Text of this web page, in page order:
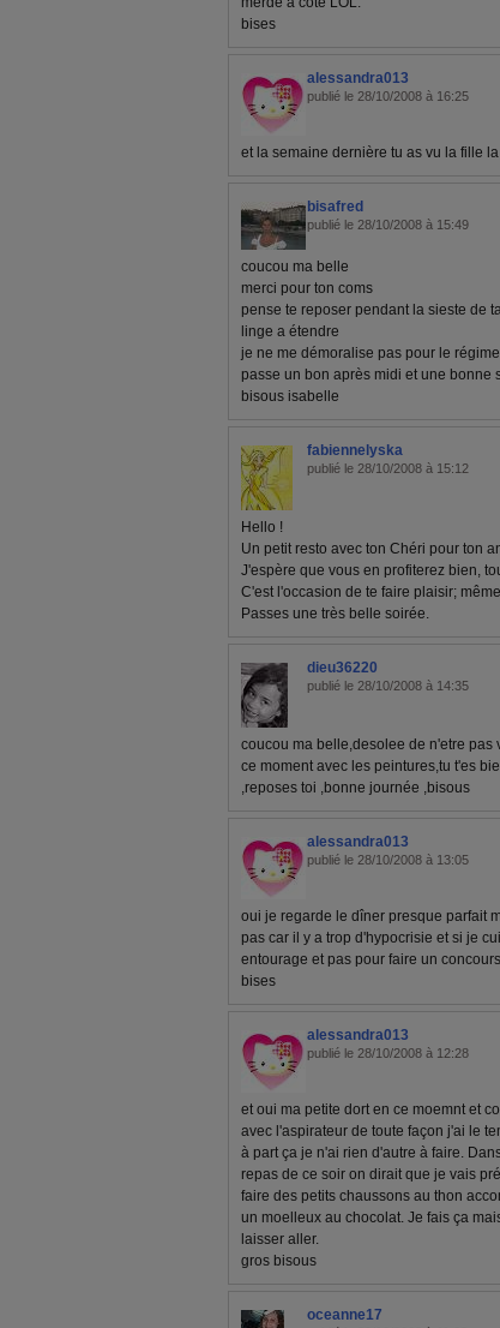
bises
alessandra013
publié le 28/10/2008 à 16:25
et la semaine dernière tu as vu la fille la
bisafred
publié le 28/10/2008 à 15:49
coucou ma belle
merci pour ton coms
pense te reposer pendant la sieste de
linge a étendre
je ne me démoralise pas pour le
passe un bon après midi et une bonne
bisous isabelle
fabiennelyska
publié le 28/10/2008 à 15:12
Hello !
Un petit resto avec ton Chéri pour ton
J'espère que vous en profiterez bien,
C'est l'occasion de te faire plaisir;
Passes une très belle soirée.
dieu36220
publié le 28/10/2008 à 14:35
coucou ma belle,desolee de n'etre
ce moment avec les peintures,tu t'es
,reposes toi ,bonne journée ,bisous
alessandra013
publié le 28/10/2008 à 13:05
oui je regarde le dîner presque parfait
pas car il y a trop d'hypocrisie et si je
entourage et pas pour faire un
bises
alessandra013
publié le 28/10/2008 à 12:28
et oui ma petite dort en ce moemnt et
avec l'aspirateur de toute façon j'ai le
à part ça je n'ai rien d'autre à faire.
repas de ce soir on dirait que je vais
faire des petits chaussons au thon
un moelleux au chocolat. Je fais ça
laisser aller.
gros bisous
oceanne17